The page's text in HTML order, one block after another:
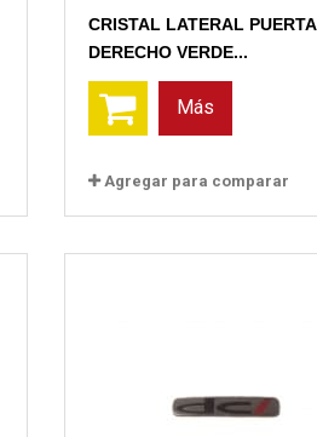
CRISTAL LATERAL PUERTA
DERECHO VERDE...
Más
Agregar para comparar